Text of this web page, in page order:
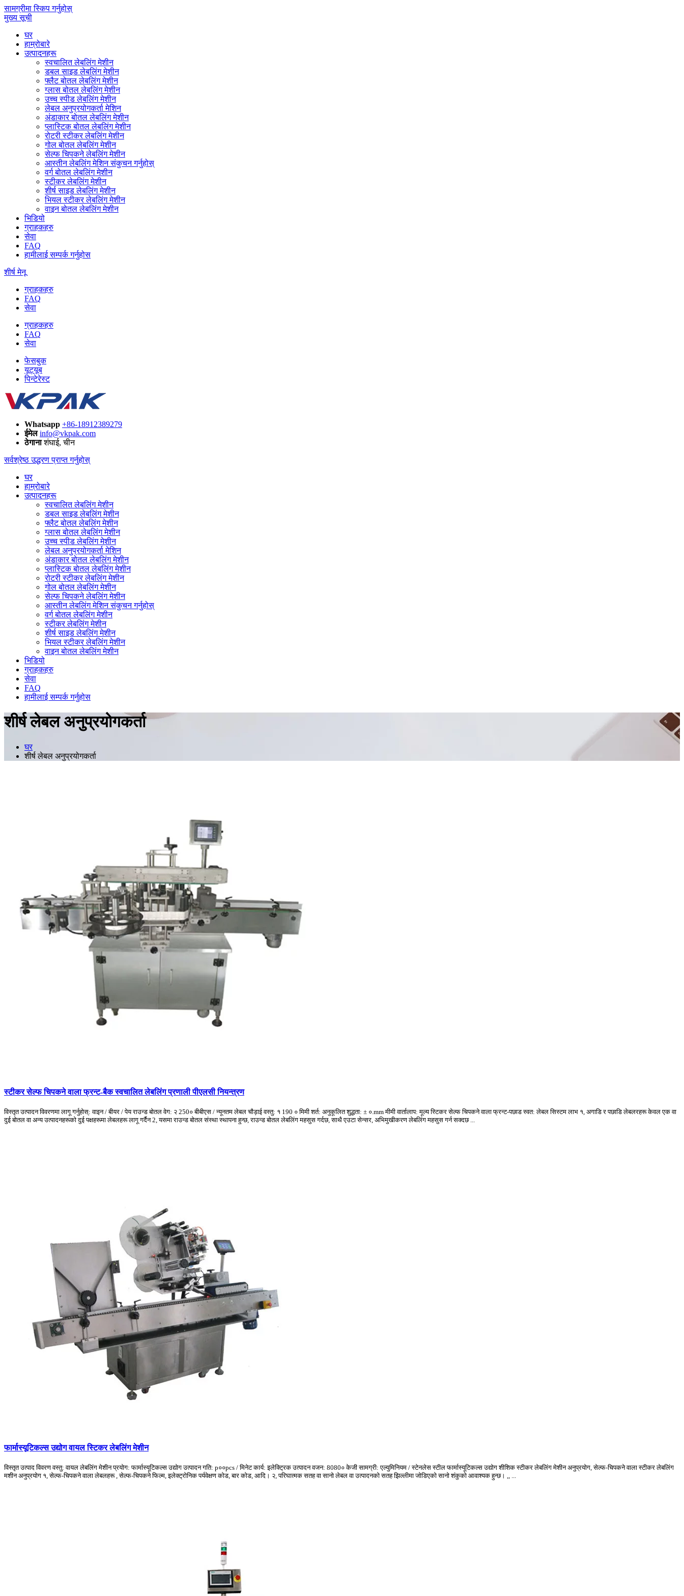
सामग्रीमा स्किप गर्नुहोस्
मुख्य सूची
घर
हाम्रोबारे
उत्पादनहरू
स्वचालित लेबलिंग मेशीन
डबल साइड लेबलिंग मेशीन
फ्लैट बोतल लेबलिंग मेशीन
ग्लास बोतल लेबलिंग मेशीन
उच्च स्पीड लेबलिंग मेशीन
लेबल अनुप्रयोगकर्ता मेशिन
अंडाकार बोतल लेबलिंग मेशीन
प्लास्टिक बोतल लेबलिंग मेशीन
रोटरी स्टीकर लेबलिंग मेशीन
गोल बोतल लेबलिंग मेशीन
सेल्फ चिपकने लेबलिंग मेशीन
आस्तीन लेबलिंग मेशिन संकुचन गर्नुहोस्
वर्ग बोतल लेबलिंग मेशीन
स्टीकर लेबलिंग मेशीन
शीर्ष साइड लेबलिंग मेशीन
भियल स्टीकर लेबलिंग मेशीन
वाइन बोतल लेबलिंग मेशीन
भिडियो
ग्राहकहरु
सेवा
FAQ
हामीलाई सम्पर्क गर्नुहोस
शीर्ष मेनू
ग्राहकहरु
FAQ
सेवा
ग्राहकहरु
FAQ
सेवा
फेसबुक
यूट्यूब
पिन्टेरेस्ट
Whatsapp +86-18912389279
ईमेल info@vkpak.com
ठेगानाशंघाई, चीन
सर्वश्रेष्ठ उद्धरण प्राप्त गर्नुहोस्
घर
हाम्रोबारे
उत्पादनहरू
स्वचालित लेबलिंग मेशीन
डबल साइड लेबलिंग मेशीन
फ्लैट बोतल लेबलिंग मेशीन
ग्लास बोतल लेबलिंग मेशीन
उच्च स्पीड लेबलिंग मेशीन
लेबल अनुप्रयोगकर्ता मेशिन
अंडाकार बोतल लेबलिंग मेशीन
प्लास्टिक बोतल लेबलिंग मेशीन
रोटरी स्टीकर लेबलिंग मेशीन
गोल बोतल लेबलिंग मेशीन
सेल्फ चिपकने लेबलिंग मेशीन
आस्तीन लेबलिंग मेशिन संकुचन गर्नुहोस्
वर्ग बोतल लेबलिंग मेशीन
स्टीकर लेबलिंग मेशीन
शीर्ष साइड लेबलिंग मेशीन
भियल स्टीकर लेबलिंग मेशीन
वाइन बोतल लेबलिंग मेशीन
भिडियो
ग्राहकहरु
सेवा
FAQ
हामीलाई सम्पर्क गर्नुहोस
शीर्ष लेबल अनुप्रयोगकर्ता
घर
शीर्ष लेबल अनुप्रयोगकर्ता
स्टीकर सेल्फ चिपकने वाला फ्रन्ट-बैक स्वचालित लेबलिंग प्रणाली पीएलसी नियन्त्रण
विस्तृत उत्पादन विवरणमा लागू गर्नुहोस्: वाइन / बीयर / पेय राउन्ड बोतल वेग: २ 250० बीबीएस / न्यूनतम लेबल चौड़ाई वस्तु: १ 190 ० मिमी शर्त: अनुकूलित शुद्धता: ± ०.mm मीमी वार्तालाप: मूल्य स्टिकर सेल्फ चिपकने वाला फ्रन्ट-पछाड स्वत: लेबल सिस्टम लाभ १, अगाडि र पछाडि लेबलरहरू केवल एक वा
दुई बोतल वा अन्य उत्पादनहरूको दुई पक्षहरूमा लेबलहरू लागू गर्दैन 2, यसमा राउन्ड बोतल संस्था स्थापना हुन्छ, राउन्ड बोतल लेबलिंग महसुस गर्दछ, साथै एउटा सेन्सर, अभिमुखीकरण लेबलिंग महसुस गर्न सक्दछ ...
फार्मास्यूटिकल्स उद्योग वायल स्टिकर लेबलिंग मेशीन
विस्तृत उत्पाद विवरण वस्तु: वायल लेबलिंग मेशीन प्रयोग: फार्मास्यूटिकल्स उद्योग उत्पादन गति: p००pcs / मिनेट कार्य: इलेक्ट्रिक उत्पादन वजन: 8080० केजी सामग्री: एल्युमिनियम / स्टेनलेस स्टील फार्मास्यूटिकल्स उद्योग शीशिक स्टीकर लेबलिंग मेशीन अनुप्रयोग, सेल्फ-चिपकने वाला स्टीकर लेबलिंग
मशीन अनुप्रयोग १, सेल्फ-चिपकने वाला लेबलहरू , सेल्फ-चिपकने फिल्म, इलेक्ट्रोनिक पर्यवेक्षण कोड, बार कोड, आदि। २, परिघात्मक सतह वा सानो लेबल वा उत्पादनको सतह झिल्लीमा जोडिएको सानो शंकुको आवाश्यक हुन्छ। ,, ...